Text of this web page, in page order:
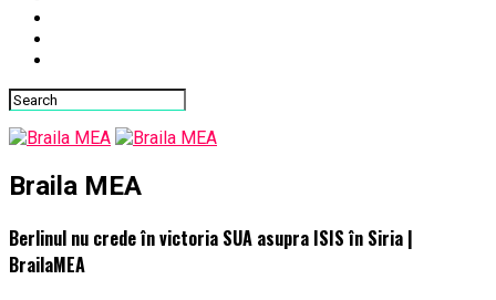
Braila MEA
Berlinul nu crede în victoria SUA asupra ISIS în Siria |
BrailaMEA